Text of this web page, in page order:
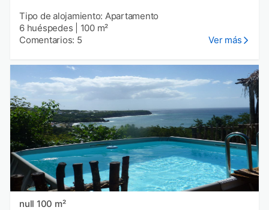
Tipo de alojamiento: Apartamento
6 huéspedes
100 m²
Comentarios: 5
Ver más
null 100 m²